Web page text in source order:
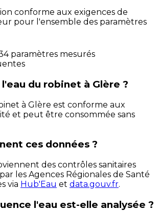
conforme aux exigences de
pour l'ensemble des paramètres
paramètres mesurés
du robinet à Glère ?
à Glère est conforme aux
et peut être consommée sans
ces données ?
des contrôles sanitaires
les Agences Régionales de Santé
via Hub'Eau et data.gouv.fr.
l'eau est-elle analysée ?